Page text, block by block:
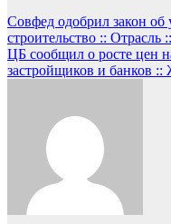
Навигация
по
записям
Совфед одобрил закон
строительство ::
ЦБ сообщил о росте цен
застройщиков и банков